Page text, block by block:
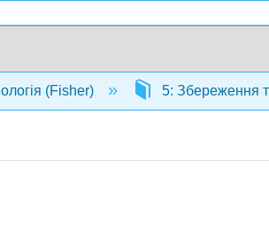
(Fisher) 5: Збереження